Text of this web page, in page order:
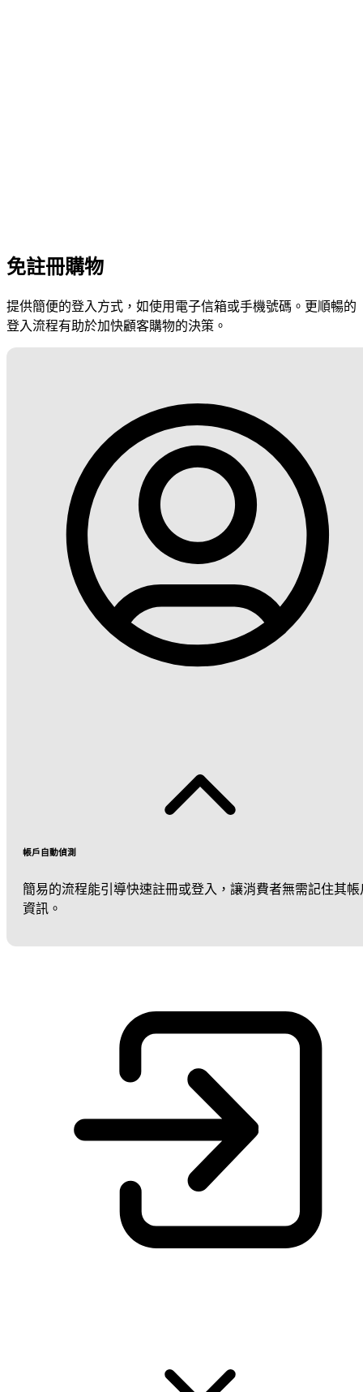
免註冊購物
提供簡便的登入方式，如使用電子信箱或手機號碼。更順暢的
登入流程有助於加快顧客購物的決策。
帳戶自動偵測
簡易的流程能引導快速註冊或登入，讓消費者無需記住其帳
資訊。